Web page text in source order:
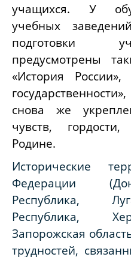
учащихся. У
учебных
подготовки
предусмотрены
«История
снова же
чувств,
Родине.
Исторические
Федерации
Республика,
Республика,
Запорожская
трудностей,